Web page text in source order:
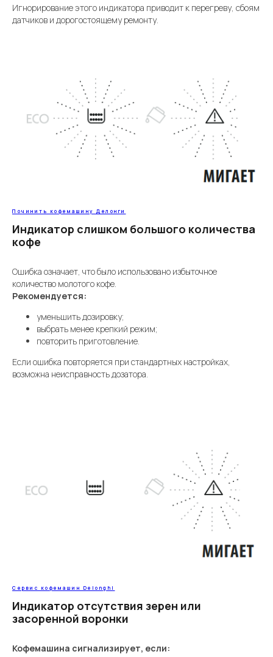
Игнорирование этого индикатора приводит к перегреву, сбоям
датчиков и дорогостоящему ремонту.
Починить кофемашину Делонги
Индикатор слишком большого количества
кофе
Ошибка означает, что было использовано избыточное
количество молотого кофе.
Рекомендуется:
уменьшить дозировку;
выбрать менее крепкий режим;
повторить приготовление.
Если ошибка повторяется при стандартных настройках,
возможна неисправность дозатора.
Сервис кофемашин Delonghi
Индикатор отсутствия зерен или
засоренной воронки
Кофемашина сигнализирует, если: